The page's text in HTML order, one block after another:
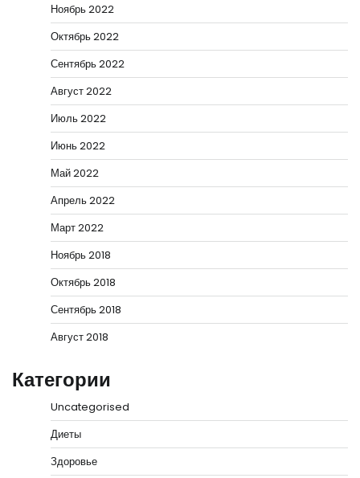
Ноябрь 2022
Октябрь 2022
Сентябрь 2022
Август 2022
Июль 2022
Июнь 2022
Май 2022
Апрель 2022
Март 2022
Ноябрь 2018
Октябрь 2018
Сентябрь 2018
Август 2018
Категории
Uncategorised
Диеты
Здоровье